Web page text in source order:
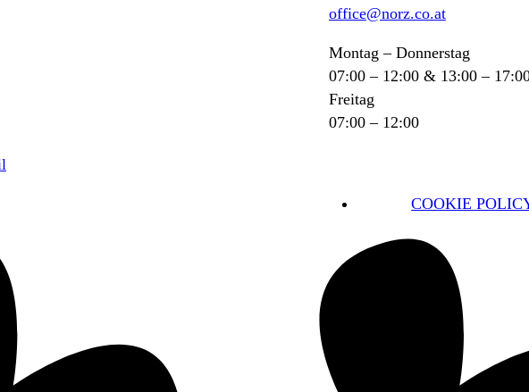
office@norz.co.at
Montag – Donnerstag
07:00 – 12:00 & 13:00 –
Freitag
07:00 – 12:00
COOKIE